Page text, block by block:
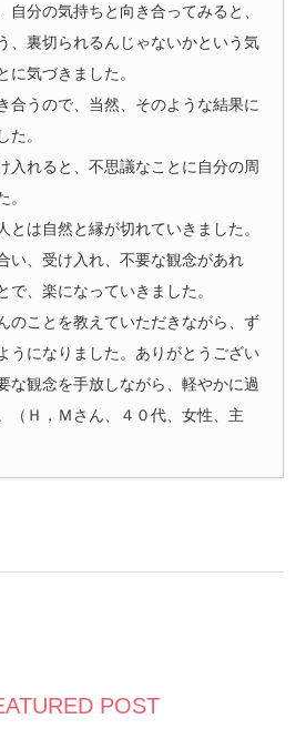
自分の気持ちと向き合ってみると、
、裏切られるんじゃないかという気
に気づきました。
合うので、当然、そのような結果に
た。
入れると、不思議なことに自分の周
。
とは自然と縁が切れていきました。
い、受け入れ、不要な観念があれ
で、楽になっていきました。
のことを教えていただきながら、ず
うになりました。ありがとうござい
な観念を手放しながら、軽やかに過
（Ｈ，Ｍさん、４０代、女性、主
POST